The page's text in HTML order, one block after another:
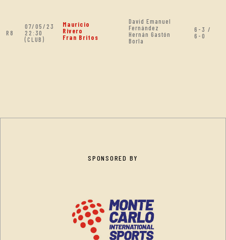
R8
07/05/23
22:30
(CLUB)
Mauricio
Rivero
Fran Britos
David Emanuel
Fernández
Hernán Gastón
Borla
6-3 /
6-0
SPONSORED BY